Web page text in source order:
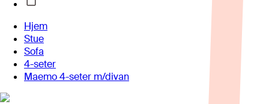
Hjem
Stue
Sofa
4-seter
Maemo 4-seter m/divan